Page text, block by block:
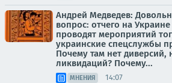
Андрей Медведев:
вопрос: отчего на
проводят мероприятий
украинские спецслужбы
Почему там нет диверсий,
ликвидаций? Почему...
МНЕНИЯ 14:07